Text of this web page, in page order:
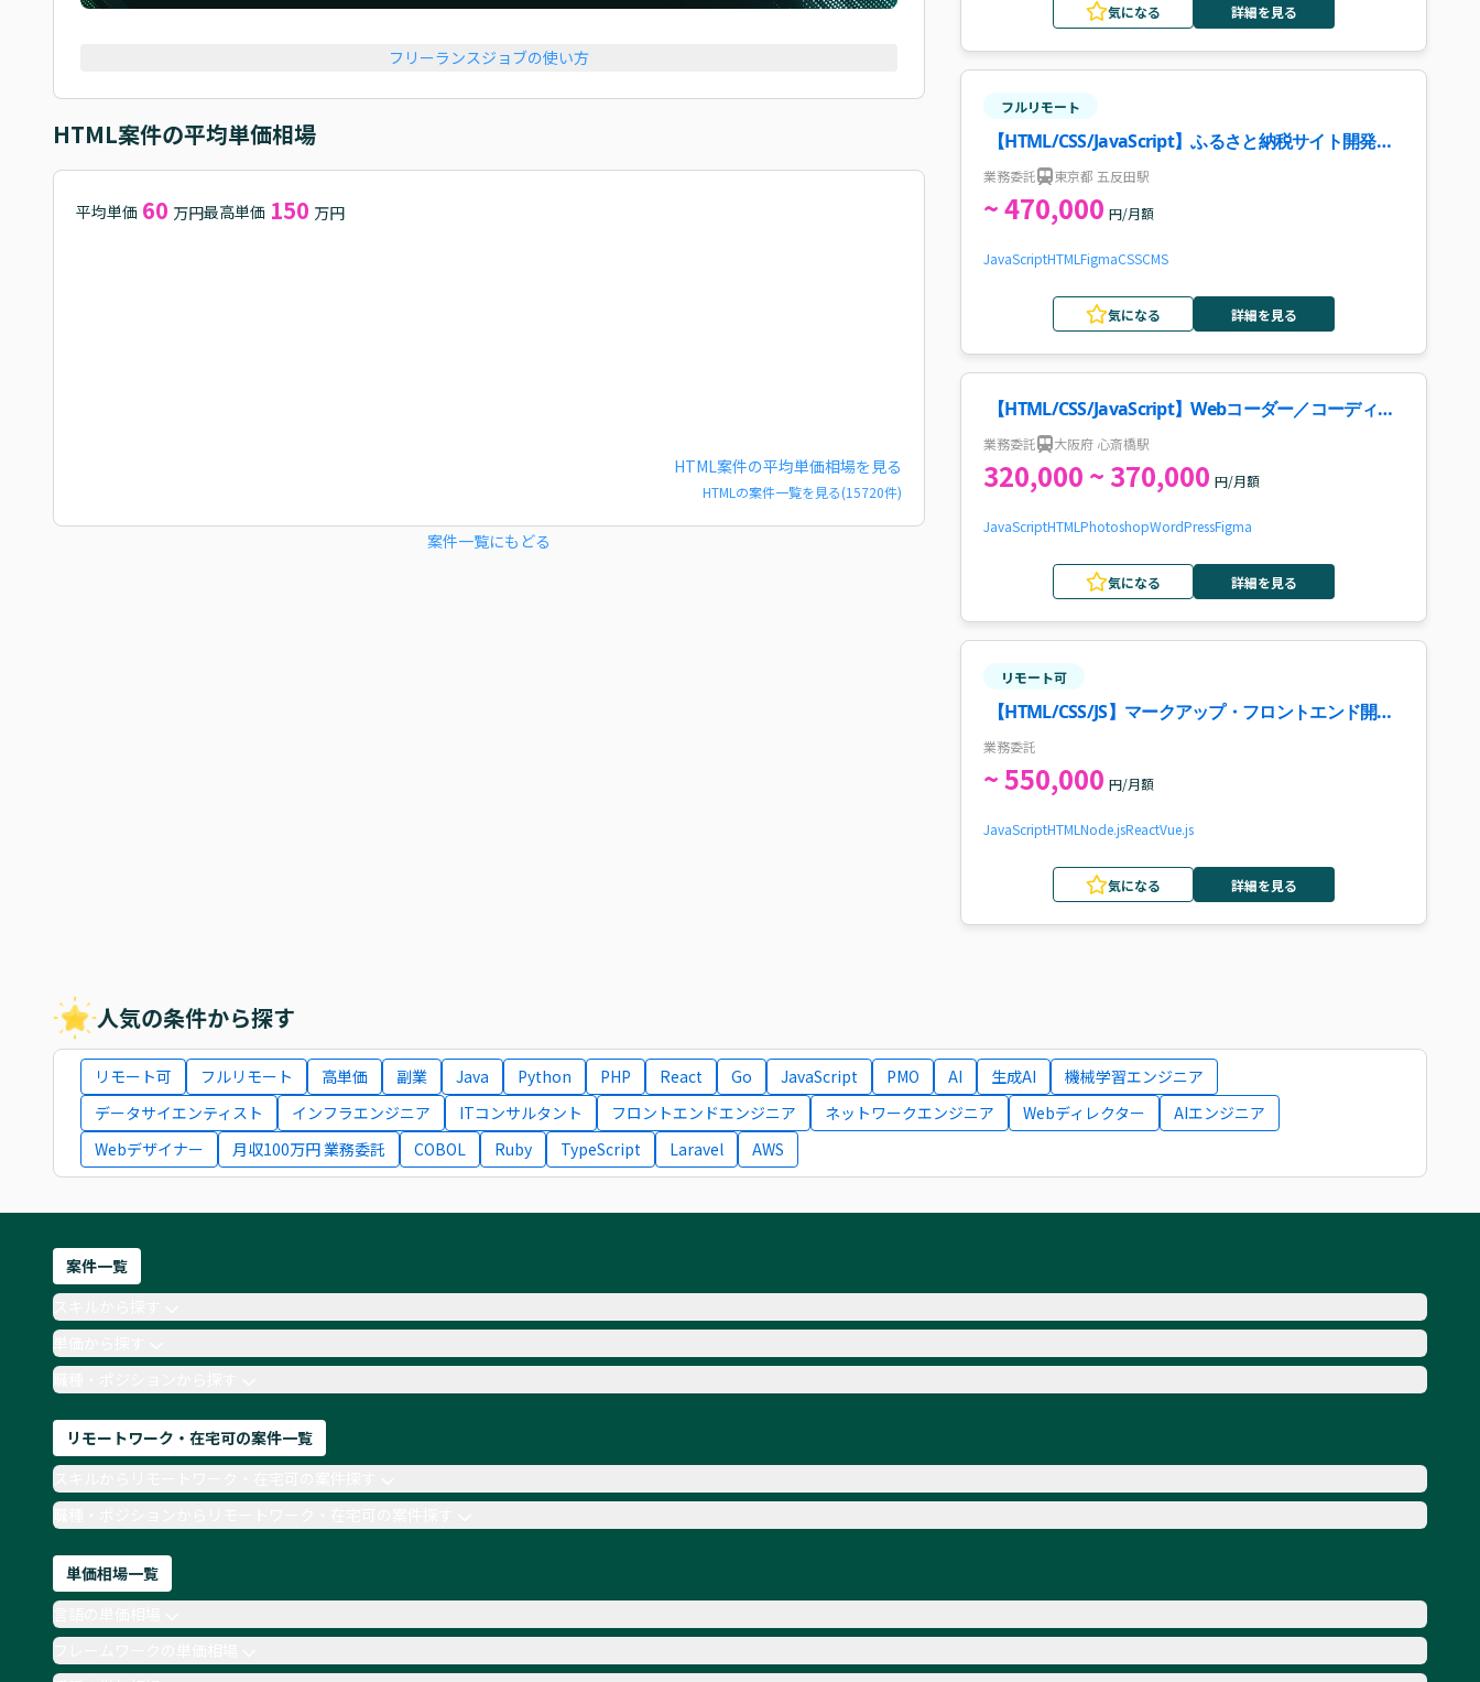
フリーランスジョブの使い方
HTML案件の平均単価相場
平均単価 60 万円最高単価 150 万円
HTML案件の平均単価相場を見る
HTML の案件一覧を見る(15720件)
案件一覧にもどる
気になる 詳細を見る
フルリモート
【HTML/CSS/JavaScript】ふるさと納税サイト開発案
件・求人
業務委託 東京都 五反田駅
~ 470,000 円/月額
JavaScriptHTML FigmaCSSCMS
気になる 詳細を見る
【HTML/CSS/JavaScript】Webコーダー／コーディン
グ案件
業務委託 大阪府 心斎橋駅
320,000 ~ 370,000 円/月額
JavaScriptHTML PhotoshopWordPressFigma
気になる 詳細を見る
リモート可
【HTML/CSS/JS】マークアップ・フロントエンド開発
案件
業務委託
~ 550,000 円/月額
JavaScriptHTML Node.jsReactVue.js
気になる 詳細を見る
人気の条件から探す
リモート可 フルリモート 高単価 副業 Java Python PHP React Go JavaScript PMO AI 生成AI
機械学習エンジニア
データサイエンティスト
インフラエンジニア ITコンサルタント フロントエンドエンジニア ネットワークエンジニア Webディレクター
AIエンジニア
Webデザイナー
月収100万円 業務委託 COBOL Ruby TypeScript Laravel AWS
案件一覧
単価から探す
職種・ポジションから探す
リモートワーク・在宅可の案件一覧
職種・ポジションからリモートワーク・在宅可の案件探す
単価相場一覧